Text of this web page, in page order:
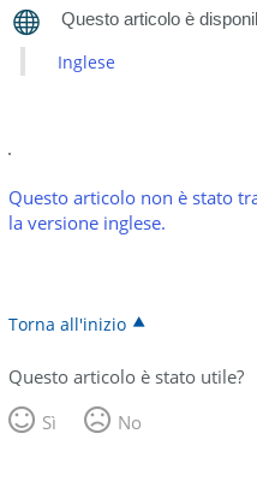
Inglese
Questo articolo non è stato
la versione inglese.
Torna all'inizio
Questo articolo è stato utile?
Sì
No